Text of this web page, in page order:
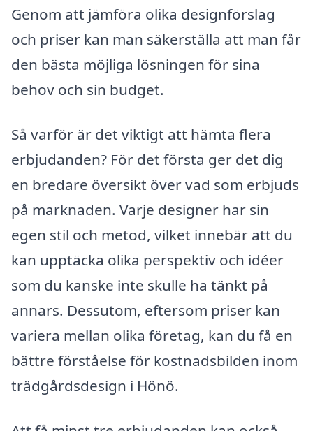
Genom att jämföra olika designförslag
och priser kan man säkerställa att man får
den bästa möjliga lösningen för sina
behov och sin budget.
Så varför är det viktigt att hämta flera
erbjudanden? För det första ger det dig
en bredare översikt över vad som erbjuds
på marknaden. Varje designer har sin
egen stil och metod, vilket innebär att du
kan upptäcka olika perspektiv och idéer
som du kanske inte skulle ha tänkt på
annars. Dessutom, eftersom priser kan
variera mellan olika företag, kan du få en
bättre förståelse för kostnadsbilden inom
trädgårdsdesign i Hönö.